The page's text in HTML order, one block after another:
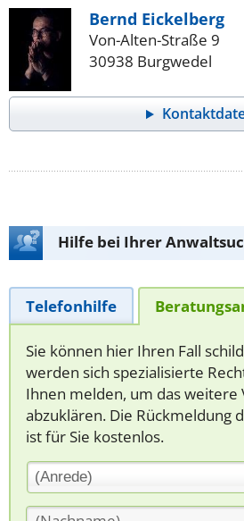
Bernd Eickelberg
Von-Alten-Straße 9
30938 Burgwedel
Hilfe bei Ihrer
Telefonhilfe
Sie können hier Ihren Fall
werden sich spezialisierte
Ihnen melden, um das weitere
abzuklären. Die Rückmeldung
ist für Sie kostenlos.
(Anrede)